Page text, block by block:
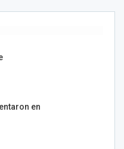
en